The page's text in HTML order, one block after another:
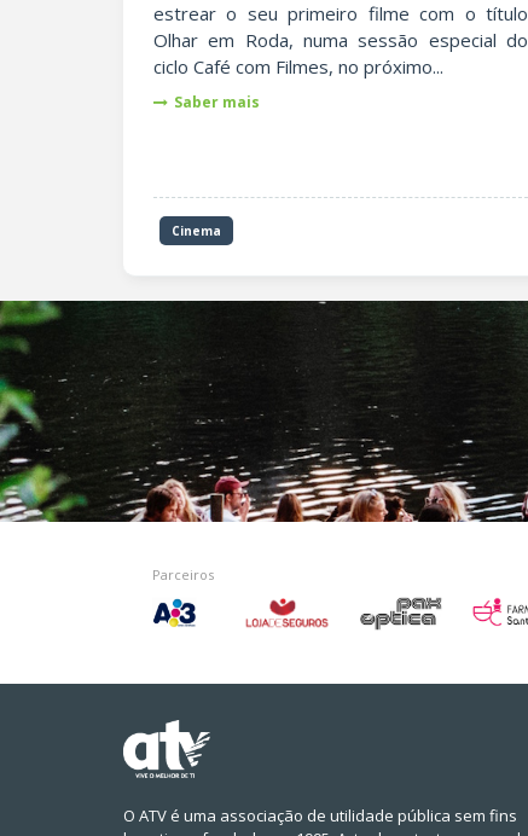
estrear o seu primeiro filme com o título
Olhar em Roda, numa sessão especial do
ciclo Café com Filmes, no próximo...
Saber mais
Cinema
Parceiros
O ATV é uma associação de utilidade pública sem fins